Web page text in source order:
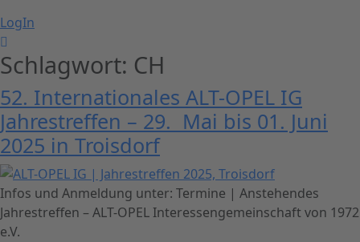
LogIn
Schlagwort: CH
52. Internationales ALT-OPEL IG
Jahrestreffen – 29. Mai bis 01. Juni
2025 in Troisdorf
Infos und Anmeldung unter: Termine | Anstehendes
Jahrestreffen – ALT-OPEL Interessengemeinschaft von 1972
e.V.